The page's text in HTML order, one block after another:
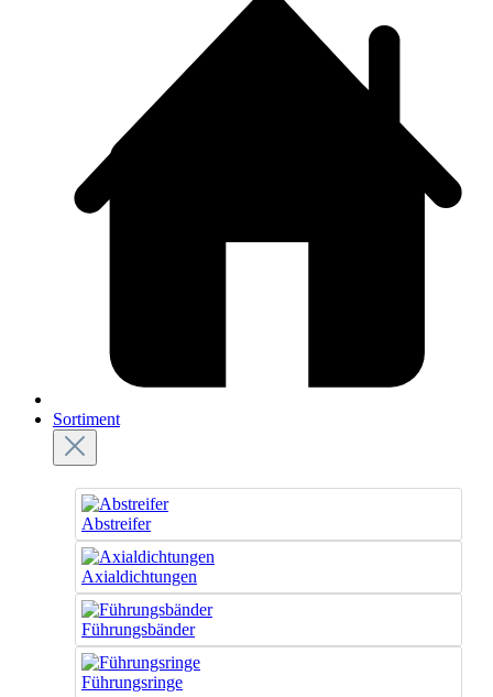
Sortiment
Abstreifer
Axialdichtungen
Führungsbänder
Führungsringe